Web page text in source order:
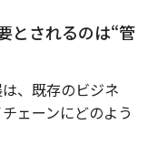
とされるのは“管
は、既存のビジネ
ェーンにどのよう